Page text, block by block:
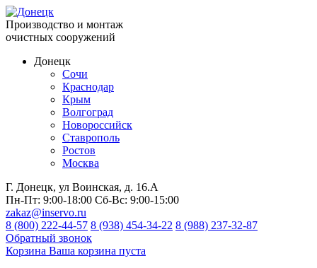
Производство и монтаж
очистных сооружений
Донецк
Сочи
Краснодар
Крым
Волгоград
Новороссийск
Ставрополь
Ростов
Москва
Г. Донецк, ул Воинская, д. 16.А
Пн-Пт: 9:00-18:00 Сб-Вс: 9:00-15:00
zakaz@inservo.ru
8 (800) 222-44-57 8 (938) 454-34-22 8 (988) 237-32-87
Обратный звонок
Корзина Ваша корзина пуста